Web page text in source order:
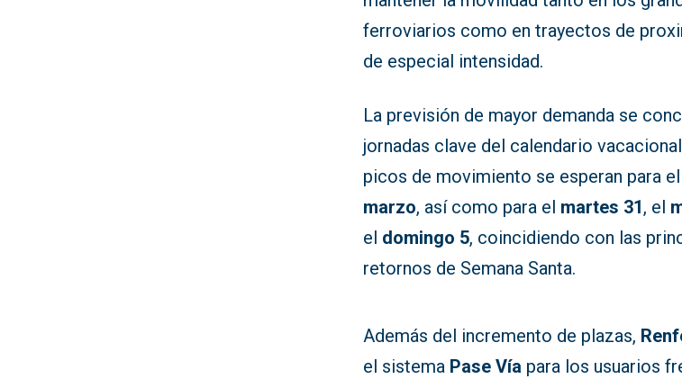
ferroviarios como en trayectos de
de especial intensidad.
La previsión de mayor demanda se
jornadas clave del calendario
picos de movimiento se esperan para
marzo, así como para el martes 31, el
el domingo 5, coincidiendo con las
retornos de Semana Santa.
Además del incremento de plazas,
el sistema Pase Vía para los usuarios